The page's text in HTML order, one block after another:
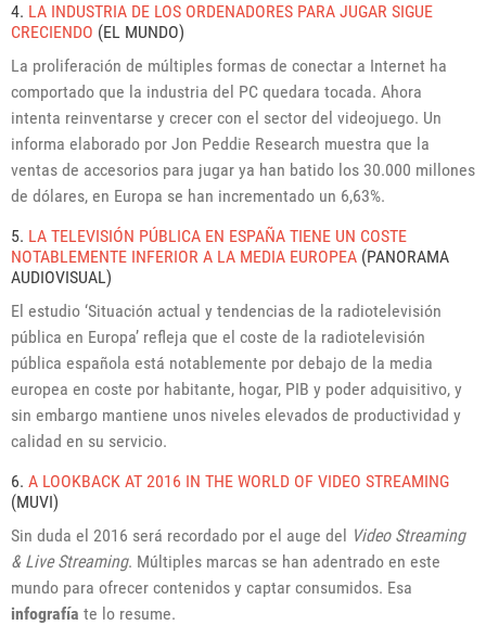
4. LA INDUSTRIA DE LOS ORDENADORES PARA JUGAR SIGUE
CRECIENDO (EL MUNDO)
La proliferación de múltiples formas de conectar a Internet ha
comportado que la industria del PC quedara tocada. Ahora
intenta reinventarse y crecer con el sector del videojuego. Un
informa elaborado por Jon Peddie Research muestra que la
ventas de accesorios para jugar ya han batido los 30.000 millones
de dólares, en Europa se han incrementado un 6,63%.
5. LA TELEVISIÓN PÚBLICA EN ESPAÑA TIENE UN COSTE
NOTABLEMENTE INFERIOR A LA MEDIA EUROPEA (PANORAMA
AUDIOVISUAL)
El estudio ‘Situación actual y tendencias de la radiotelevisión
pública en Europa’ refleja que el coste de la radiotelevisión
pública española está notablemente por debajo de la media
europea en coste por habitante, hogar, PIB y poder adquisitivo, y
sin embargo mantiene unos niveles elevados de productividad y
calidad en su servicio.
6. A LOOKBACK AT 2016 IN THE WORLD OF VIDEO STREAMING
(MUVI)
Sin duda el 2016 será recordado por el auge del Video Streaming
& Live Streaming. Múltiples marcas se han adentrado en este
mundo para ofrecer contenidos y captar consumidos. Esa
infografía te lo resume.